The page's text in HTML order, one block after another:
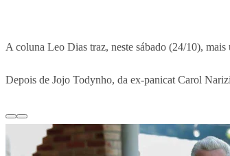
A coluna Leo Dias traz, neste sábado (24/10),
Depois de Jojo Todynho, da ex-panicat Carol